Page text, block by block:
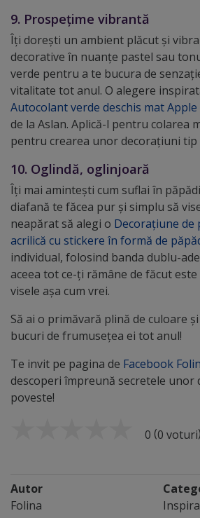
9. Prospețime vibrantă
Îți dorești un ambient plăcut și
decorative în nuanțe pastel sau
verde pentru a te bucura de
vitalitate tot anul. O alegere
Autocolant verde deschis mat Apple
de la Aslan. Aplică-l pentru colarea
pentru crearea unor decorațiuni tip
10. Oglindă, oglinjoară
Îți mai amintești cum suflai în
diafană te făcea pur și simplu să
neapărat să alegi o Decorațiune de
acrilică cu stickere în formă de
individual, folosind banda dublu-
aceea tot ce-ți rămâne de făcut
visele așa cum vrei.
Să ai o primăvară plină de culoare
bucuri de frumusețea ei tot anul!
Te invit pe pagina de Facebook
descoperi împreună secretele unor
poveste!
0 (0 voturi)
Autor
Folina